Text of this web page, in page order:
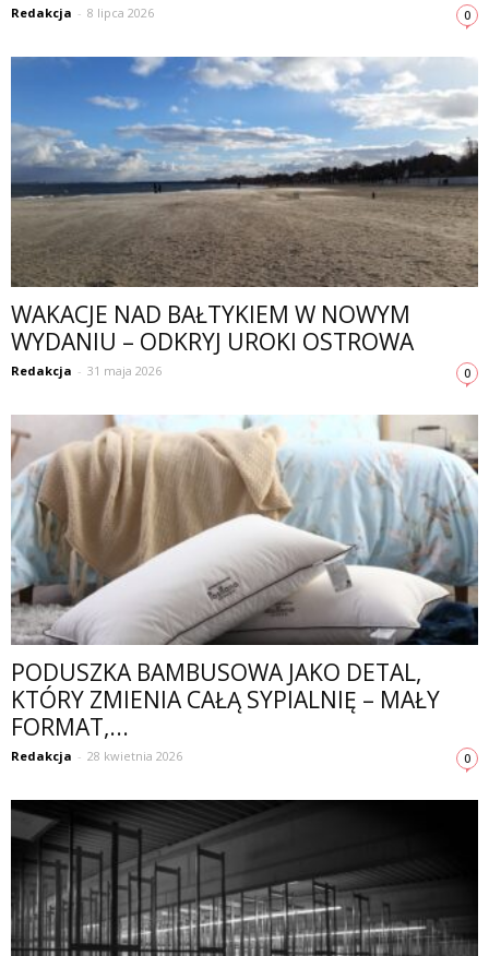
Redakcja - 8 lipca 2026 0
WAKACJE NAD BAŁTYKIEM W NOWYM
WYDANIU – ODKRYJ UROKI OSTROWA
Redakcja - 31 maja 2026 0
PODUSZKA BAMBUSOWA JAKO DETAL,
KTÓRY ZMIENIA CAŁĄ SYPIALNIĘ – MAŁY
FORMAT,...
Redakcja - 28 kwietnia 2026 0